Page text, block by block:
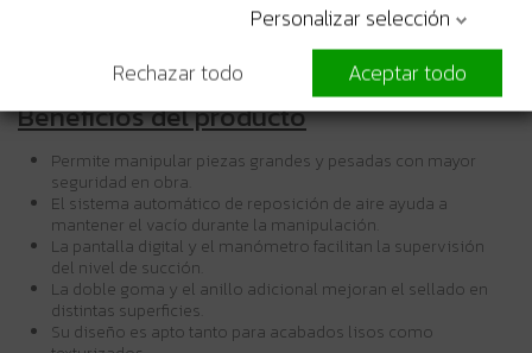
Doble goma y anillo de goma
Superficies compatibles:
Lisas y texturizadas
Beneficios del producto
Permite manipular piezas grandes y pesadas con mayor
seguridad en obra.
El sistema automático de reposición de aire ayuda a
mantener el vacío durante la manipulación.
La pantalla digital y el manómetro facilitan la supervisión
del nivel de succión.
La doble goma y el anillo adicional mejoran el sellado en
distintas superficies.
Su diseño es apto tanto para acabados lisos como
Personalizar selección
Rechazar todo
Aceptar todo